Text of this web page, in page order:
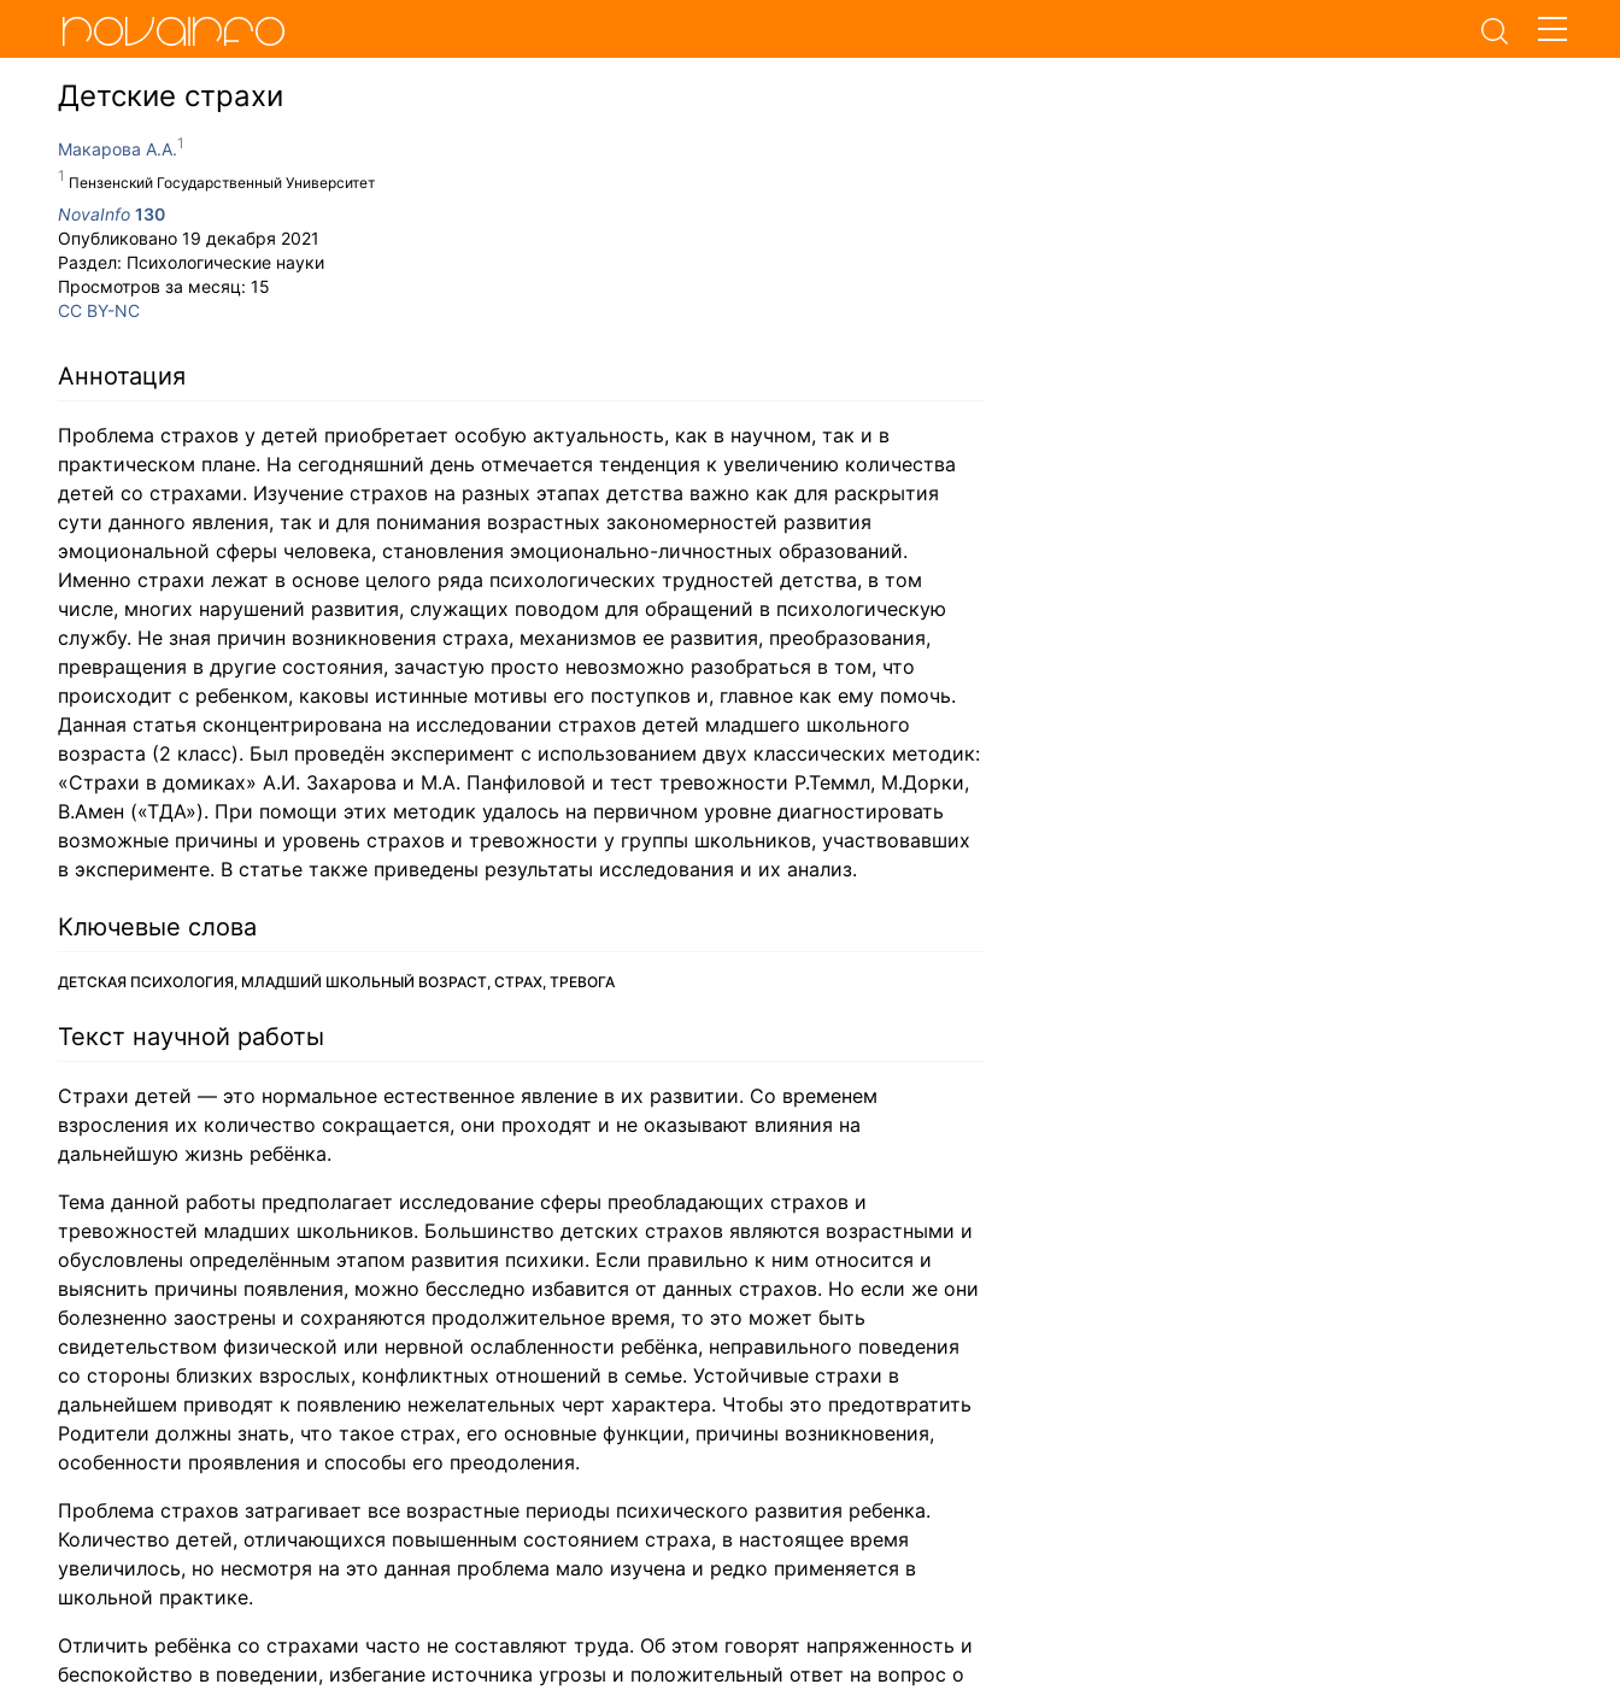
Детские страхи
Макарова А.А.
Пензенский Государственный Университет
NovaInfo 130
Опубликовано 19 декабря 2021
Раздел: Психологические науки
Просмотров за месяц: 15
CC BY-NC
Аннотация
Проблема страхов у детей приобретает особую актуальность, как в научном, так и в
практическом плане. На сегодняшний день отмечается тенденция к увеличению количества
детей со страхами. Изучение страхов на разных этапах детства важно как для раскрытия
сути данного явления, так и для понимания возрастных закономерностей развития
эмоциональной сферы человека, становления эмоционально-личностных образований.
Именно страхи лежат в основе целого ряда психологических трудностей детства, в том
числе, многих нарушений развития, служащих поводом для обращений в психологическую
службу. Не зная причин возникновения страха, механизмов ее развития, преобразования,
превращения в другие состояния, зачастую просто невозможно разобраться в том, что
происходит с ребенком, каковы истинные мотивы его поступков и, главное как ему помочь.
Данная статья сконцентрирована на исследовании страхов детей младшего школьного
возраста (2 класс). Был проведён эксперимент с использованием двух классических методик:
«Страхи в домиках» А.И. Захарова и М.А. Панфиловой и тест тревожности Р.Теммл, М.Дорки,
В.Амен («ТДА»). При помощи этих методик удалось на первичном уровне диагностировать
возможные причины и уровень страхов и тревожности у группы школьников, участвовавших
в эксперименте. В статье также приведены результаты исследования и их анализ.
Ключевые слова
ДЕТСКАЯ ПСИХОЛОГИЯ, МЛАДШИЙ ШКОЛЬНЫЙ ВОЗРАСТ, СТРАХ, ТРЕВОГА
Текст научной работы
Страхи детей — это нормальное естественное явление в их развитии. Со временем
взросления их количество сокращается, они проходят и не оказывают влияния на
дальнейшую жизнь ребёнка.
Тема данной работы предполагает исследование сферы преобладающих страхов и
тревожностей младших школьников. Большинство детских страхов являются возрастными и
обусловлены определённым этапом развития психики. Если правильно к ним относится и
выяснить причины появления, можно бесследно избавится от данных страхов. Но если же они
болезненно заострены и сохраняются продолжительное время, то это может быть
свидетельством физической или нервной ослабленности ребёнка, неправильного поведения
со стороны близких взрослых, конфликтных отношений в семье. Устойчивые страхи в
дальнейшем приводят к появлению нежелательных черт характера. Чтобы это предотвратить
Родители должны знать, что такое страх, его основные функции, причины возникновения,
особенности проявления и способы его преодоления.
Проблема страхов затрагивает все возрастные периоды психического развития ребенка.
Количество детей, отличающихся повышенным состоянием страха, в настоящее время
увеличилось, но несмотря на это данная проблема мало изучена и редко применяется в
школьной практике.
Отличить ребёнка со страхами часто не составляют труда. Об этом говорят напряженность и
беспокойство в поведении, избегание источника угрозы и положительный ответ на вопрос о